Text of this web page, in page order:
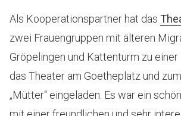
Als Kooperationspartner hat das
zwei Frauengruppen mit älteren
Gröpelingen und Kattenturm zu einer
das Theater am Goetheplatz und
„Mütter“ eingeladen. Es war ein